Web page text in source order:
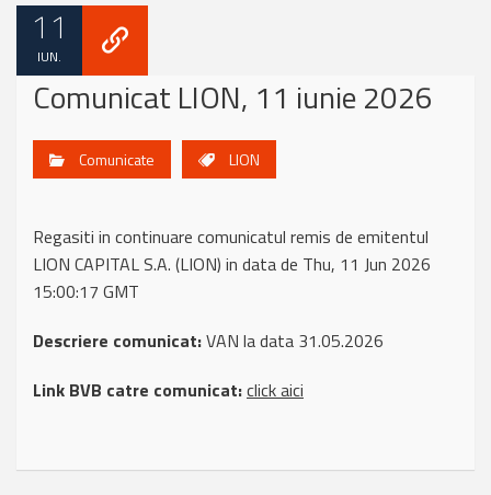
11
IUN.
Comunicat LION, 11 iunie 2026
Comunicate LION
Regasiti in continuare comunicatul remis de emitentul
LION CAPITAL S.A. (LION) in data de Thu, 11 Jun 2026
15:00:17 GMT
Descriere comunicat:VAN la data 31.05.2026
Link BVB catre comunicat:click aici